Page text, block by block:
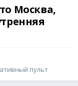
Москва,
пульт